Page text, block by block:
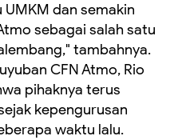
dan semakin
sebagai salah satu
tambahnya.
CFN Atmo, Rio
pihaknya terus
kepengurusan
waktu lalu.